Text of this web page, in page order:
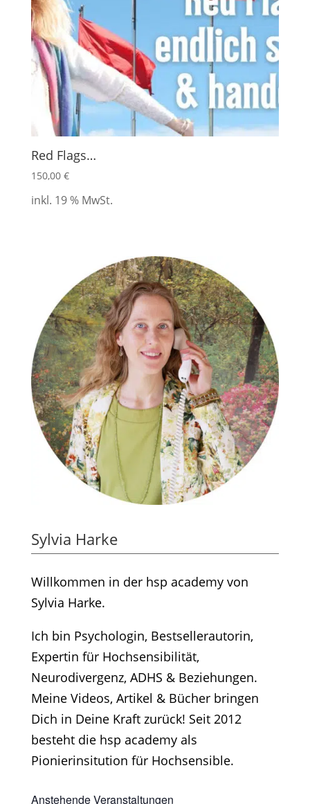
Red Flags…
150,00 €
inkl. 19 % MwSt.
Sylvia Harke
Willkommen in der hsp academy von
Sylvia Harke.
Ich bin Psychologin, Bestsellerautorin,
Expertin für Hochsensibilität,
Neurodivergenz, ADHS & Beziehungen.
Meine Videos, Artikel & Bücher bringen
Dich in Deine Kraft zurück! Seit 2012
besteht die hsp academy als
Pionierinsitution für Hochsensible.
Anstehende Veranstaltungen